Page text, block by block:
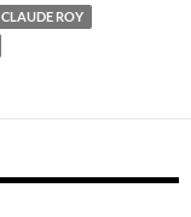
CLAUDE ROY